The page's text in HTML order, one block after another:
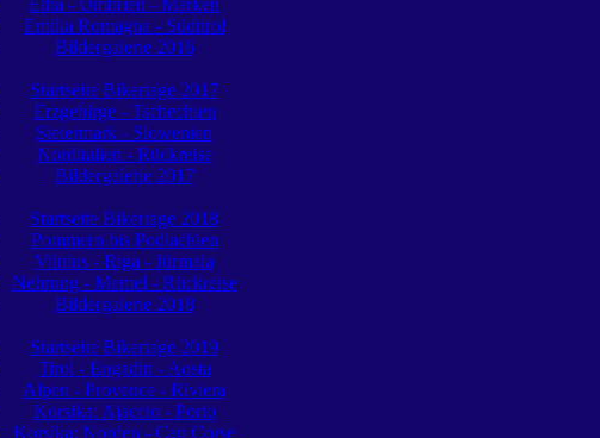
Elba - Umbrien - Marken
Emilia Romagna - Südtirol
Bildergalerie 2016
Startseite Bikertage 2017
Erzgebirge - Tschechien
Steiermark - Slowenien
Norditalien - Rückreise
Bildergalerie 2017
Startseite Bikertage 2018
Pommern bis Podlachien
Vilnius - Riga - Jürmala
Nehrung - Memel - Rückreise
Bildergalerie 2018
Startseite Bikertage 2019
Tirol - Engadin - Aosta
Alpen - Provence - Riviera
Korsika: Ajaccio - Porto
Korsika: Norden - Cap Corse